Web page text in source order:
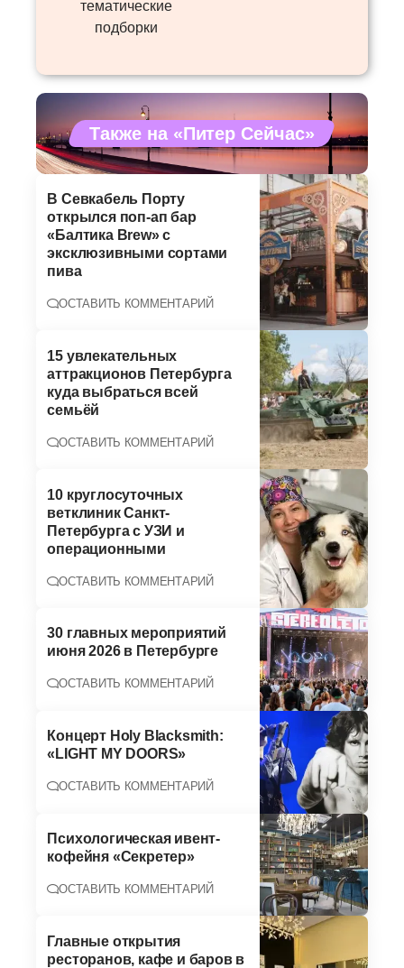
тематические
подборки
Также на «Питер Сейчас»
В Севкабель Порту
открылся поп-ап бар
«Балтика Brew» с
эксклюзивными сортами
пива
ОСТАВИТЬ КОММЕНТАРИЙ
15 увлекательных
аттракционов Петербурга
куда выбраться всей
семьёй
ОСТАВИТЬ КОММЕНТАРИЙ
10 круглосуточных
ветклиник Санкт-
Петербурга с УЗИ и
операционными
ОСТАВИТЬ КОММЕНТАРИЙ
30 главных мероприятий
июня 2026 в Петербурге
ОСТАВИТЬ КОММЕНТАРИЙ
Концерт Holy Blacksmith:
«LIGHT MY DOORS»
ОСТАВИТЬ КОММЕНТАРИЙ
Психологическая ивент-
кофейня «Секретер»
ОСТАВИТЬ КОММЕНТАРИЙ
Главные открытия
ресторанов, кафе и баров в